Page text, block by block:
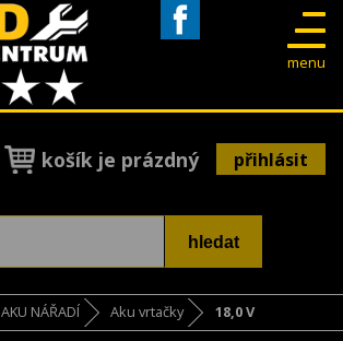
menu
košík je prázdný přihlásit
AKU NÁŘADÍ Aku vrtačky 18,0 V